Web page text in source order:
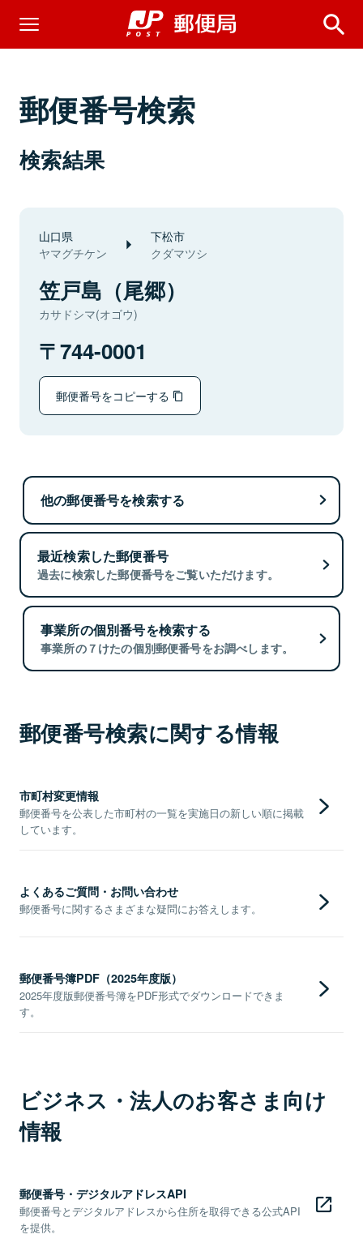
郵便番号検索
検索結果
山口県
ヤマグチケン
下松市
クダマツシ
笠戸島（尾郷）
カサドシマ(オゴウ)
744-0001
郵便番号をコピーする
他の郵便番号を検索する
最近検索した郵便番号
過去に検索した郵便番号をご覧いただけます。
事業所の個別番号を検索する
事業所の７けたの個別郵便番号をお調べします。
郵便番号検索に関する情報
市町村変更情報
郵便番号を公表した市町村の一覧を実施日の新しい順に掲載
しています。
よくあるご質問・お問い合わせ
郵便番号に関するさまざまな疑問にお答えします。
郵便番号簿PDF（2025年度版）
2025年度版郵便番号簿をPDF形式でダウンロードできま
す。
ビジネス・法人のお客さま向け
情報
郵便番号・デジタルアドレスAPI
郵便番号とデジタルアドレスから住所を取得できる公式API
を提供。